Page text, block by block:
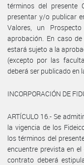
términos del presente
presentar y/o publicar
Valores, un
aprobación. En caso
estará sujeto a la
(excepto por las
deberá ser publicado en
INCORPORACIÓN DE
ARTÍCULO 16.- Se
la vigencia de los
los términos del
encuentre prevista en
contrato deberá